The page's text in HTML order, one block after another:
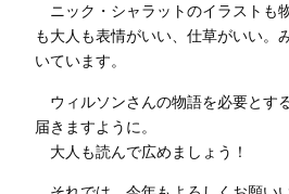
ニック・シャラットのイラストも
も大人も表情がいい、仕草がいい。
いています。
ウィルソンさんの物語を必要とす
届きますように。
大人も読んで広めましょう！